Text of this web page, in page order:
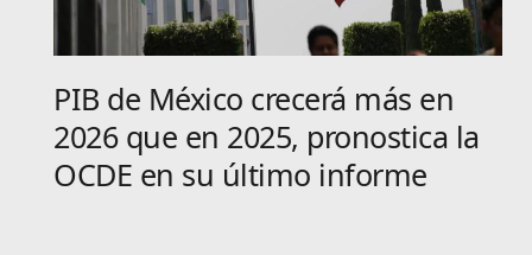
PIB de México crecerá más en
2026 que en 2025, pronostica la
OCDE en su último informe